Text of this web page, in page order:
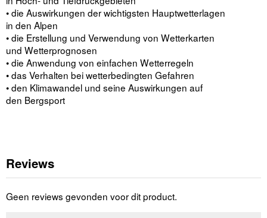
• die Auswirkungen der wichtigsten Hauptwetterlagen
in den Alpen
• die Erstellung und Verwendung von Wetterkarten
und Wetterprognosen
• die Anwendung von einfachen Wetterregeln
• das Verhalten bei wetterbedingten Gefahren
• den Klimawandel und seine Auswirkungen auf
den Bergsport
Reviews
Geen reviews gevonden voor dit product.